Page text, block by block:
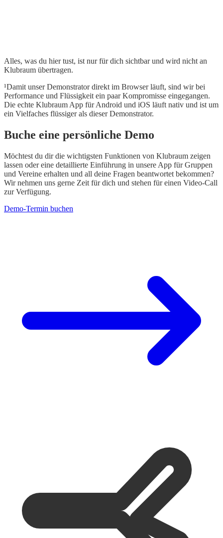
Alles, was du hier tust, ist nur für dich sichtbar und wird nicht an
Klubraum übertragen.
¹Damit unser Demonstrator direkt im Browser läuft, sind wir bei
Performance und Flüssigkeit ein paar Kompromisse eingegangen.
Die echte Klubraum App für Android und iOS läuft nativ und ist um
ein Vielfaches flüssiger als dieser Demonstrator.
Buche eine persönliche Demo
Möchtest du dir die wichtigsten Funktionen von Klubraum zeigen
lassen oder eine detaillierte Einführung in unsere App für Gruppen
und Vereine erhalten und all deine Fragen beantwortet bekommen?
Wir nehmen uns gerne Zeit für dich und stehen für einen Video-Call
zur Verfügung.
Demo-Termin buchen